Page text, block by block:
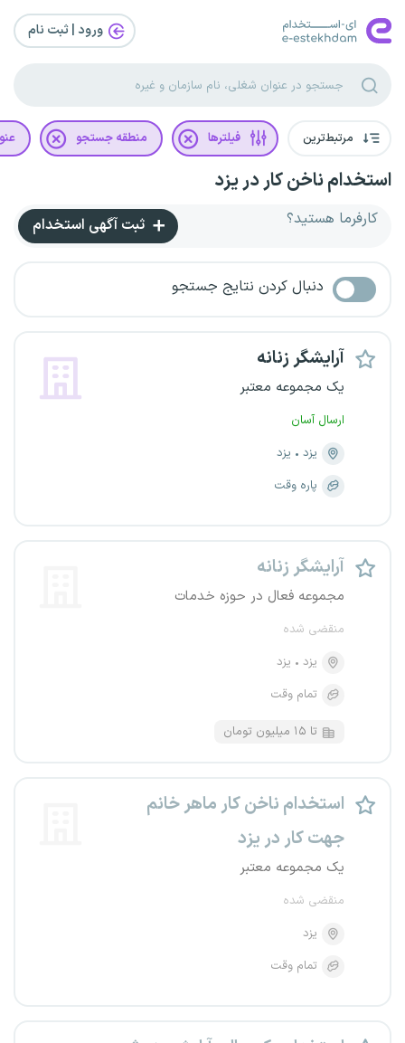
ورود | ثبت‌ نام
مرتبط‌ترین فیلترها منطقه جستجو
استخدام ناخن کار در یزد
کارفرما هستید؟ ثبت آگهی استخدام
دنبال کردن نتایج جستجو
آرایشگر زنانه
یک مجموعه معتبر
ارسال آسان
یزد
یزد
پاره وقت
آرایشگر زنانه
مجموعه فعال در حوزه خدمات
منقضی شده
یزد
یزد
تمام وقت
تا ۱۵ میلیون تومان
استخدام ناخن کار ماهر خانم
جهت کار در یزد
یک مجموعه معتبر
منقضی شده
یزد
تمام وقت